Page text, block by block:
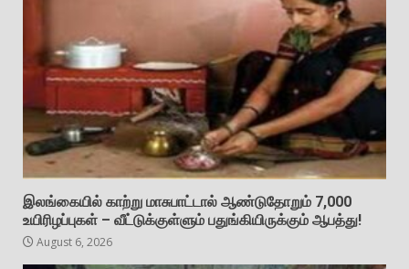
இலங்கையில் காற்று மாசுபாட்டால் ஆண்டுதோறும் 7,000
உயிரிழப்புகள் – வீட்டுக்குள்ளும் பதுங்கியிருக்கும் ஆபத்து!
August 6, 2026